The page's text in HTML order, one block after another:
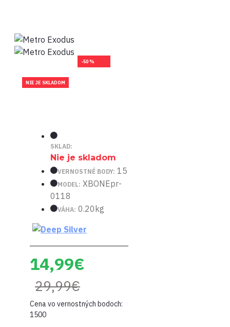
-50 %
NIE JE SKLADOM
SKLAD:
Nie je skladom
VERNOSTNÉ BODY: 15
MODEL: XBONEpr-
0118
VÁHA: 0.20kg
14,99€
29,99€
Cena vo vernostných bodoch:
1500